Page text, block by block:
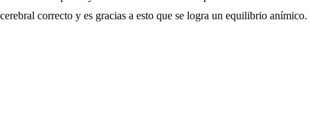
cerebral correcto y es gracias a esto que se logra un equilibrio anímico.